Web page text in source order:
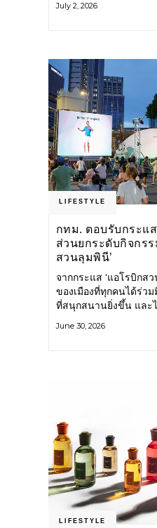
ของเมืองใหญ่ มาสัมผั
July 2, 2026
LIFESTYLE
กทม. ตอบรับกระแ
ส่วนยกระดับกิจกรร
สวนลุมพินี’
จากกระแส ‘แอโรบิกส
ของเมืองที่ทุกคนได้ร่ว
ที่สนุกสนานยิ่งขึ้น และ
กระจายไปยังหลายพื้น
June 30, 2026
LIFESTYLE